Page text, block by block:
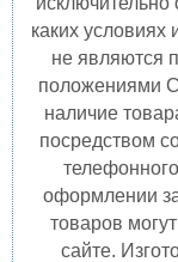
каких
не являются
положениями
наличие
посредством
оформлении
товаров
сайте.